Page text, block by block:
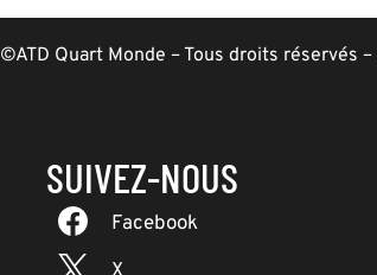
©ATD Quart Monde – Tous droits réservés –
SUIVEZ-NOUS
Facebook